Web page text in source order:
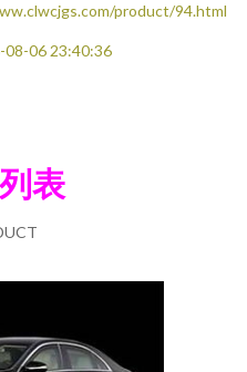
product/94.html
08-06 23:40:36
表